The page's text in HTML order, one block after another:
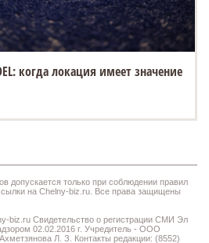
когда локация имеет значение
допускается только при соблюдении правил
на Chelny-biz.ru. Все права защищены
biz.ru Свидетельство о регистрации СМИ Эл
02.02.2016 г. Учредитель - ООО
Л. З. Контакты редакции: (8552)